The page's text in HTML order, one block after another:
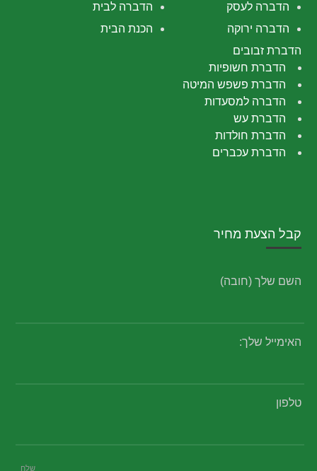
הדברה לבית
הדברה לעסק
הכנת הבית
הדברה ירוקה
הדברת זבובים
הדברת חשופיות
הדברת פשפש המיטה
הדברה למסעדות
הדברת עש
הדברת חולדות
הדברת עכברים
קבל הצעת מחיר
השם שלך (חובה)
האימייל שלך:
טלפון